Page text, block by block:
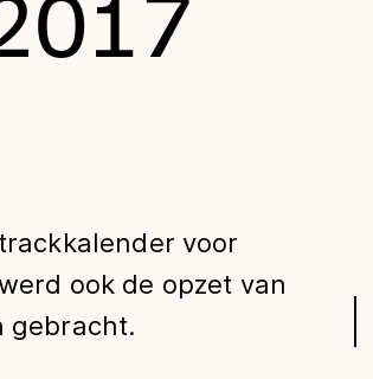
voor
ook de opzet van
gebracht.